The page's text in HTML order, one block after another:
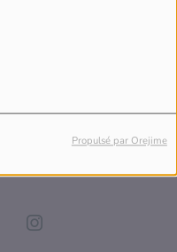
Propulsé par Orejime